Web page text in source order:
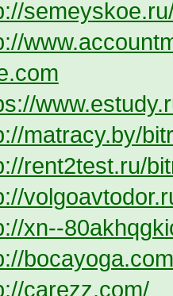
matracy.by/
rent2test.ru/
xn--
carezz.com/